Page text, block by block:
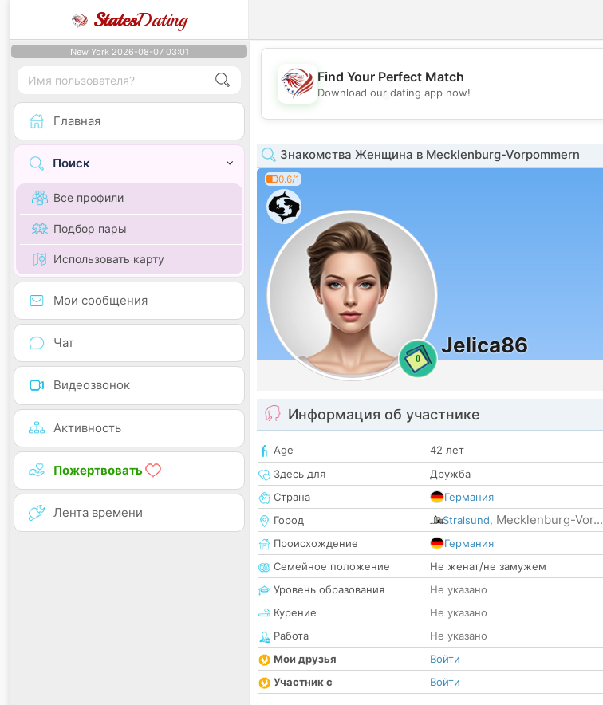
StatesDating
New York 2026-08-07 03:01
Главная
Поиск
Все профили
Подбор пары
Использовать карту
Мои сообщения
Чат
Видеозвонок
Активность
Пожертвовать
Лента времени
💖
Find Your Perfect Match
Download our dating app now!
Знакомства Женщина в Mecklenburg-Vorpommern
0.6/1
0
Jelica86
Информация об участнике
Age
42 лет
Здесь для
Дружба
Страна
Германия
Город
Stralsund, Mecklenburg-Vor...
Происхождение
Германия
Семейное положение
Не женат/не замужем
Уровень образования
Не указано
Курение
Не указано
Работа
Не указано
Мои друзья
Войти
Участник с
Войти